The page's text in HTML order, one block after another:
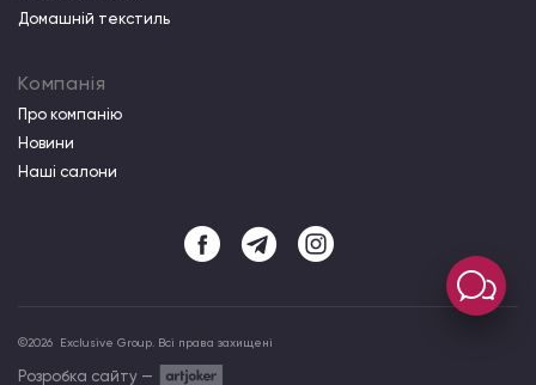
Домашній текстиль
Компанія
Про компанiю
Новини
Наші салони
©2026 Exclusive Group. Всі права захищені
Розробка сайту —